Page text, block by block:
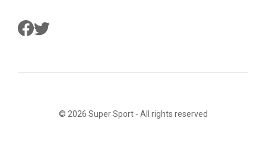
© 2026 Super Sport- All rights reserved